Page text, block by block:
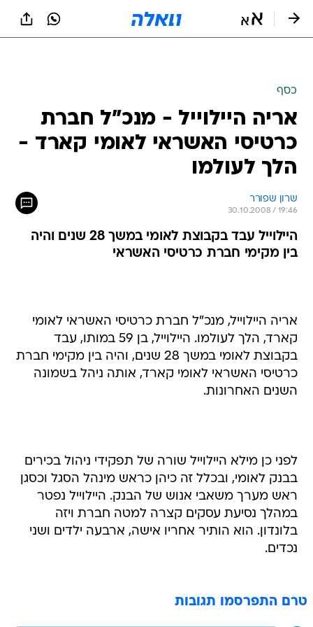
כסף
אריה היילוייל - מנכ"ל חברת
כרטיסי האשראי לאומי קארד -
הלך לעולמו
שרון שפורר
30.10.2008 / 19:46
היילוייל עבד בקבוצת לאומי במשך 28 שנים והיה
בין מקימי חברת כרטיסי האשראי
אריה היילוייל, מנכ"ל חברת כרטיסי האשראי לאומי
קארד, הלך לעולמו. היילוייל, בן 59 במותו, עבד
בקבוצת לאומי במשך 28 שנים, והיה בין מקימי חברת
כרטיסי האשראי לאומי קארד, אותה ניהל בשמונה
השנים האחרונות.
לפני כן מילא היילוייל שורה של תפקידי ניהול בכירים
בבנק לאומי, ובכלל זה כיהן כראש מינהל הסגל וכסגן
ראש מערך משאבי אנוש של הבנק. היילוייל נפטר
במהלך נסיעת עסקים קצרה למטה חברת ויזה
בלונדון. הוא הותיר אחריו אישה, ארבעה ילדים ושני
נכדים.
טרם התפרסמו תגובות